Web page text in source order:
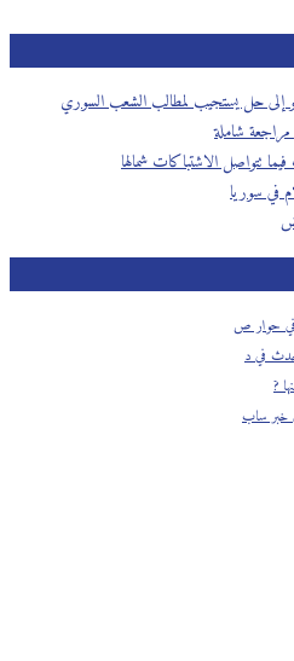
إلى حل يستجيب لمطالب الشعب السوري
شاملة
تتواصل الاشتباكات شمالها
في سوريا
حوار ص
في د
?
ساب